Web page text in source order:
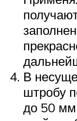
В
штробу
до 50